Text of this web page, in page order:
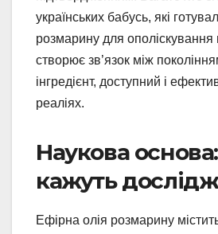
українських бабусь, які
розмарину для
створює зв’язок між
інгредієнт, доступний і
реаліях.
Наукова
кажуть
Ефірна олія розмарину